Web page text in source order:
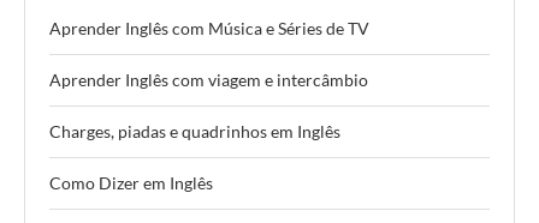
Aprender Inglês com Música e Séries de TV
Aprender Inglês com viagem e intercâmbio
Charges, piadas e quadrinhos em Inglês
Como Dizer em Inglês